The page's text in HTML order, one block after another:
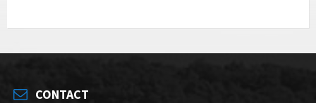
CONTACT